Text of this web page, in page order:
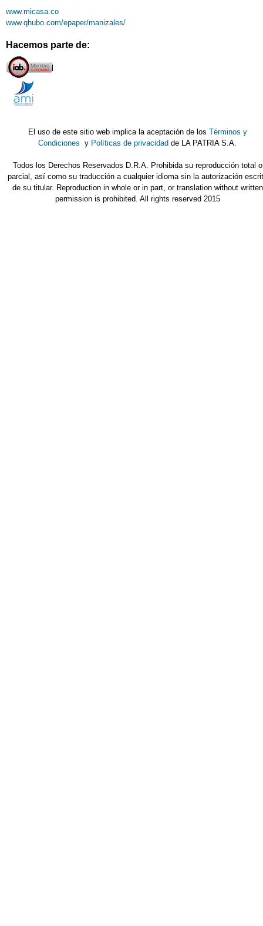
www.micasa.co
www.qhubo.com/epaper/manizales/
Hacemos parte de:
El uso de este sitio web implica la aceptación de los Términos y
Condiciones y Políticas de privacidad de LA PATRIA S.A.
Todos los Derechos Reservados D.R.A. Prohibida su reproducción total o
parcial, así como su traducción a cualquier idioma sin la autorización
de su titular. Reproduction in whole or in part, or translation without written
permission is prohibited. All rights reserved 2015